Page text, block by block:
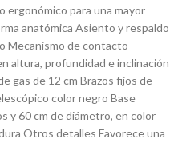
ergonómico para una mayor
anatómica Asiento y respaldo
Mecanismo de contacto
altura, profundidad e inclinación
gas de 12 cm Brazos fijos de
color negro Base
y 60 cm de diámetro, en color
Otros detalles Favorece una